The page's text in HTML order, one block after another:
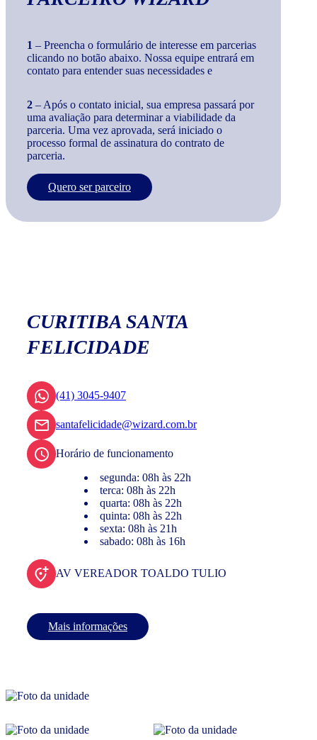
1 – Preencha o formulário de interesse em parcerias
clicando no botão abaixo. Nossa equipe entrará em
contato para entender suas necessidades e
2 – Após o contato inicial, sua empresa passará por
uma avaliação para determinar a viabilidade da
parceria. Uma vez aprovada, será iniciado o
processo formal de assinatura do contrato de
parceria.
Quero ser parceiro
CURITIBA SANTA
FELICIDADE
(41) 3045-9407
santafelicidade@wizard.com.br
Horário de funcionamento
segunda: 08h às 22h
terca: 08h às 22h
quarta: 08h às 22h
quinta: 08h às 22h
sexta: 08h às 21h
sabado: 08h às 16h
AV VEREADOR TOALDO TULIO
Mais informações